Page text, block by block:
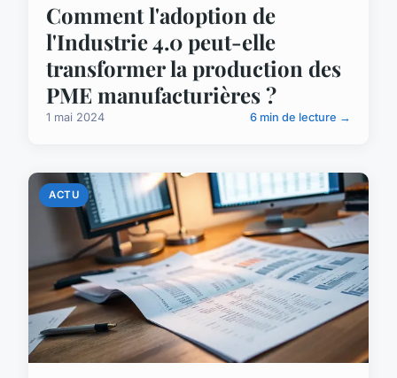
Comment l'adoption de
l'Industrie 4.0 peut-elle
transformer la production des
PME manufacturières ?
1 mai 2024 6 min de lecture →
ACTU